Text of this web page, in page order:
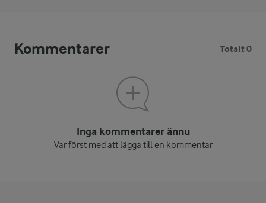
Kommentarer Totalt 0
Inga kommentarer ännu
Var först med att lägga till en kommentar